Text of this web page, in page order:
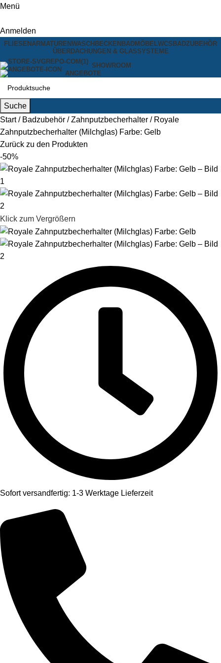
Menü
Anmelden
FLIESEN ARMATURENWASCHBECKEN BADMÖBELWCS BADZUBEHÖR
ÜBERDACHUNGEN & GLASSYSTEME
SHOWROOM
ANGEBOTE
Suche
Start
Badzubehör Zahnputzbecherhalter
Royale
Zahnputzbecherhalter (Milchglas) Farbe: Gelb
Zurück zu den Produkten
-50%
Klick zum Vergrößern
Sofort versandfertig: 1-3 Werktage Lieferzeit